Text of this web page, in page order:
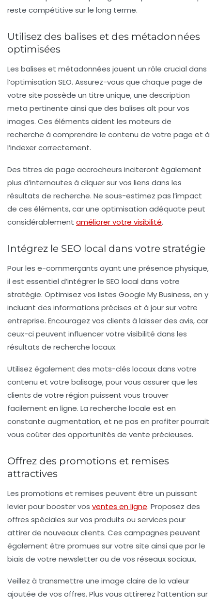
reste compétitive sur le long terme.
Utilisez des balises et des métadonnées
optimisées
Les balises et métadonnées jouent un rôle crucial dans
l’optimisation SEO. Assurez-vous que chaque page de
votre site possède un titre unique, une description
meta pertinente ainsi que des balises alt pour vos
images. Ces éléments aident les moteurs de
recherche à comprendre le contenu de votre page et à
l’indexer correctement.
Des titres de page accrocheurs inciteront également
plus d’internautes à cliquer sur vos liens dans les
résultats de recherche. Ne sous-estimez pas l’impact
de ces éléments, car une optimisation adéquate peut
considérablement améliorer votre visibilité.
Intégrez le SEO local dans votre stratégie
Pour les e-commerçants ayant une présence physique,
il est essentiel d’intégrer le SEO local dans votre
stratégie. Optimisez vos listes Google My Business, en y
incluant des informations précises et à jour sur votre
entreprise. Encouragez vos clients à laisser des avis, car
ceux-ci peuvent influencer votre visibilité dans les
résultats de recherche locaux.
Utilisez également des mots-clés locaux dans votre
contenu et votre balisage, pour vous assurer que les
clients de votre région puissent vous trouver
facilement en ligne. La recherche locale est en
constante augmentation, et ne pas en profiter pourrait
vous coûter des opportunités de vente précieuses.
Offrez des promotions et remises
attractives
Les promotions et remises peuvent être un puissant
levier pour booster vos ventes en ligne. Proposez des
offres spéciales sur vos produits ou services pour
attirer de nouveaux clients. Ces campagnes peuvent
également être promues sur votre site ainsi que par le
biais de votre newsletterou de vos réseaux sociaux.
Veillez à transmettre une image claire de la valeur
ajoutée de vos offres. Plus vous attirerez l’attention sur